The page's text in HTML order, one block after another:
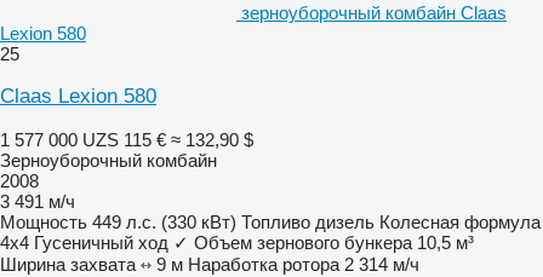
зерноуборочный комбайн Claas
Lexion 580
25
Claas Lexion 580
1 577 000 UZS 115 € ≈ 132,90 $
Зерноуборочный комбайн
2008
3 491 м/ч
Мощность 449 л.с. (330 кВт) Топливо дизель Колесная формула
4x4 Гусеничный ход ✓ Объем зернового бункера 10,5 м³
Ширина захвата
9 м Наработка ротора 2 314 м/ч